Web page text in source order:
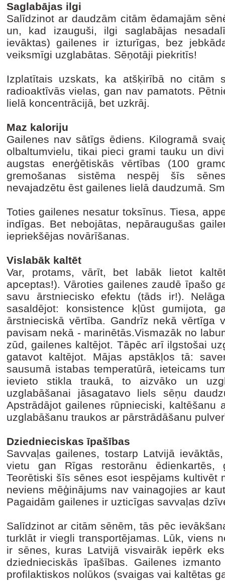
Saglabājas ilgi
Salīdzinot ar daudzām citām ēdamajām
un, kad izauguši, ilgi saglabājas
ievāktas) gailenes ir izturīgas, bez
veiksmīgi uzglabātas. Sēņotāji piekritīs!
Izplatītais uzskats, ka atšķirībā no citām
radioaktīvās vielas, gan nav pamatots.
lielā koncentrācijā, bet uzkrāj.
Maz kaloriju
Gailenes nav sātīgs ēdiens. Kilogramā
olbaltumvielu, tikai pieci grami tauku un
augstas enerģētiskās vērtības (100
gremošanas sistēma nespēj šīs
nevajadzētu ēst gailenes lielā daudzumā.
Toties gailenes nesatur toksīnus. Tiesa,
indīgas. Bet nebojātas, nepāraugušas
iepriekšējas novārīšanas.
Vislabāk kaltēt
Var, protams, vārīt, bet labāk lietot
apceptas!). Vāroties gailenes zaudē īpašo
savu ārstniecisko efektu (tāds ir!).
sasaldējot: konsistence kļūst gumijota,
ārstnieciskā vērtība. Gandrīz nekā vērtīga
pavisam nekā - marinētās.Vismazāk no
zūd, gailenes kaltējot. Tāpēc arī ilgstošai
gatavot kaltējot. Mājas apstākļos tā:
sausumā istabas temperatūrā, ieteicams
ievieto stikla traukā, to aizvāko un
uzglabāšanai jāsagatavo liels sēņu
Apstrādājot gailenes rūpnieciski, kaltēšanu
uzglabāšanu traukos ar pārstrādāšanu
Dziednieciskas īpašības
Savvaļas gailenes, tostarp Latvijā
vietu gan Rīgas restorānu ēdienkartēs,
Teorētiski šīs sēnes esot iespējams kultivēt
neviens mēģinājums nav vainagojies ar
Pagaidām gailenes ir uzticīgas savvaļas
Salīdzinot ar citām sēnēm, tās pēc
turklāt ir viegli transportējamas. Lūk, viens
ir sēnes, kuras Latvijā visvairāk iepērk
dziednieciskās īpašības. Gailenes
profilaktiskos nolūkos (svaigas vai kaltētas